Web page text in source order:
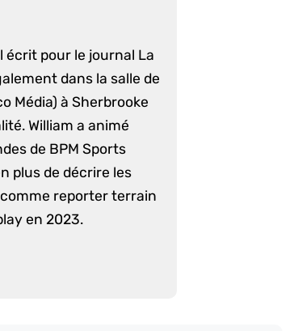
écrit pour le journal La
dans la salle de
Média) à Sherbrooke
William a animé
de BPM Sports
plus de décrire les
reporter terrain
en 2023.